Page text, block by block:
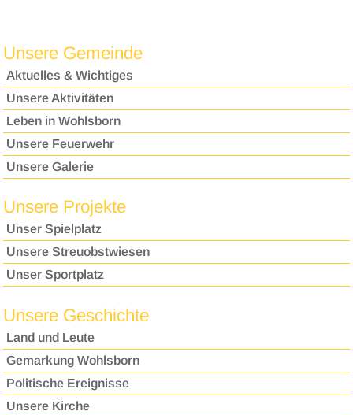
Unsere Gemeinde
Aktuelles & Wichtiges
Unsere Aktivitäten
Leben in Wohlsborn
Unsere Feuerwehr
Unsere Galerie
Unsere Projekte
Unser Spielplatz
Unsere Streuobstwiesen
Unser Sportplatz
Unsere Geschichte
Land und Leute
Gemarkung Wohlsborn
Politische Ereignisse
Unsere Kirche